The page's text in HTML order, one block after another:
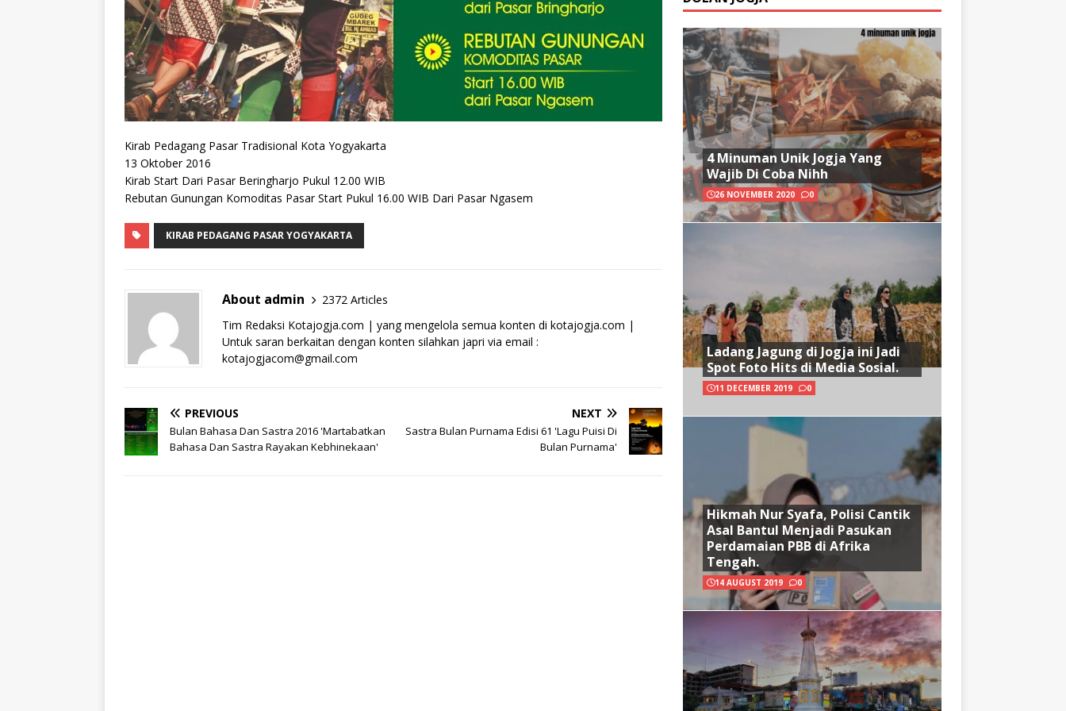
Kirab Pedagang Pasar Tradisional Kota Yogyakarta
13 Oktober 2016
Kirab Start Dari Pasar Beringharjo Pukul 12.00 WIB
Rebutan Gunungan Komoditas Pasar Start Pukul 16.00 WIB Dari Pasar Ngasem
KIRAB PEDAGANG PASAR YOGYAKARTA
About admin
2372 Articles
Tim Redaksi Kotajogja.com | yang mengelola semua konten di kotajogja.com |
Untuk saran berkaitan dengan konten silahkan japri via email :
kotajogjacom@gmail.com
PREVIOUS
Bulan Bahasa Dan Sastra 2016 'Martabatkan
Bahasa Dan Sastra Rayakan Kebhinekaan'
NEXT
Sastra Bulan Purnama Edisi 61 'Lagu Puisi Di
Bulan Purnama'
4 Minuman Unik Jogja Yang
Wajib Di Coba Nihh
26 NOVEMBER 2020 0
Ladang Jagung di Jogja ini Jadi
Spot Foto Hits di Media Sosial.
11 DECEMBER 2019 0
Hikmah Nur Syafa, Polisi Cantik
Asal Bantul Menjadi Pasukan
Perdamaian PBB di Afrika
Tengah.
14 AUGUST 2019 0